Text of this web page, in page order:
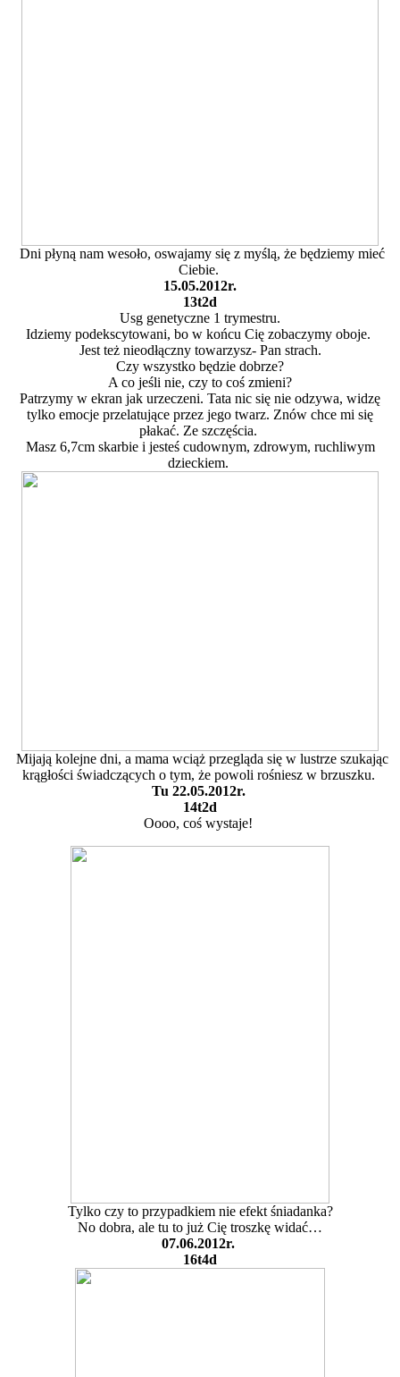
Dni płyną nam wesoło, oswajamy się z myślą, że będziemy mieć
Ciebie.
15.05.2012r.
13t2d
Usg genetyczne 1 trymestru.
Idziemy podekscytowani, bo w końcu Cię zobaczymy oboje.
Jest też nieodłączny towarzysz- Pan strach.
Czy wszystko będzie dobrze?
A co jeśli nie, czy to coś zmieni?
Patrzymy w ekran jak urzeczeni. Tata nic się nie odzywa, widzę
tylko emocje przelatujące przez jego twarz. Znów chce mi się
płakać. Ze szczęścia.
Masz 6,7cm skarbie i jesteś cudownym, zdrowym, ruchliwym
dzieckiem.
Mijają kolejne dni, a mama wciąż przegląda się w lustrze szukając
krągłości świadczących o tym, że powoli rośniesz w brzuszku.
Tu 22.05.2012r.
14t2d
Oooo, coś wystaje!
Tylko czy to przypadkiem nie efekt śniadanka?
No dobra, ale tu to już Cię troszkę widać…
07.06.2012r.
16t4d